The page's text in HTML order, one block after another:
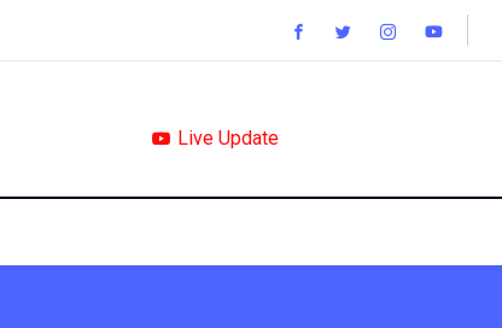
Live Update